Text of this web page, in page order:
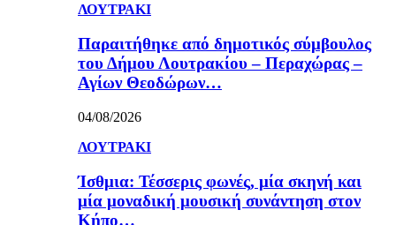
ΛΟΥΤΡΑΚΙ
Παραιτήθηκε από δημοτικός σύμβουλος
του Δήμου Λουτρακίου – Περαχώρας –
Αγίων Θεοδώρων…
04/08/2026
ΛΟΥΤΡΑΚΙ
Ίσθμια: Τέσσερις φωνές, μία σκηνή και
μία μοναδική μουσική συνάντηση στον
Κήπο…